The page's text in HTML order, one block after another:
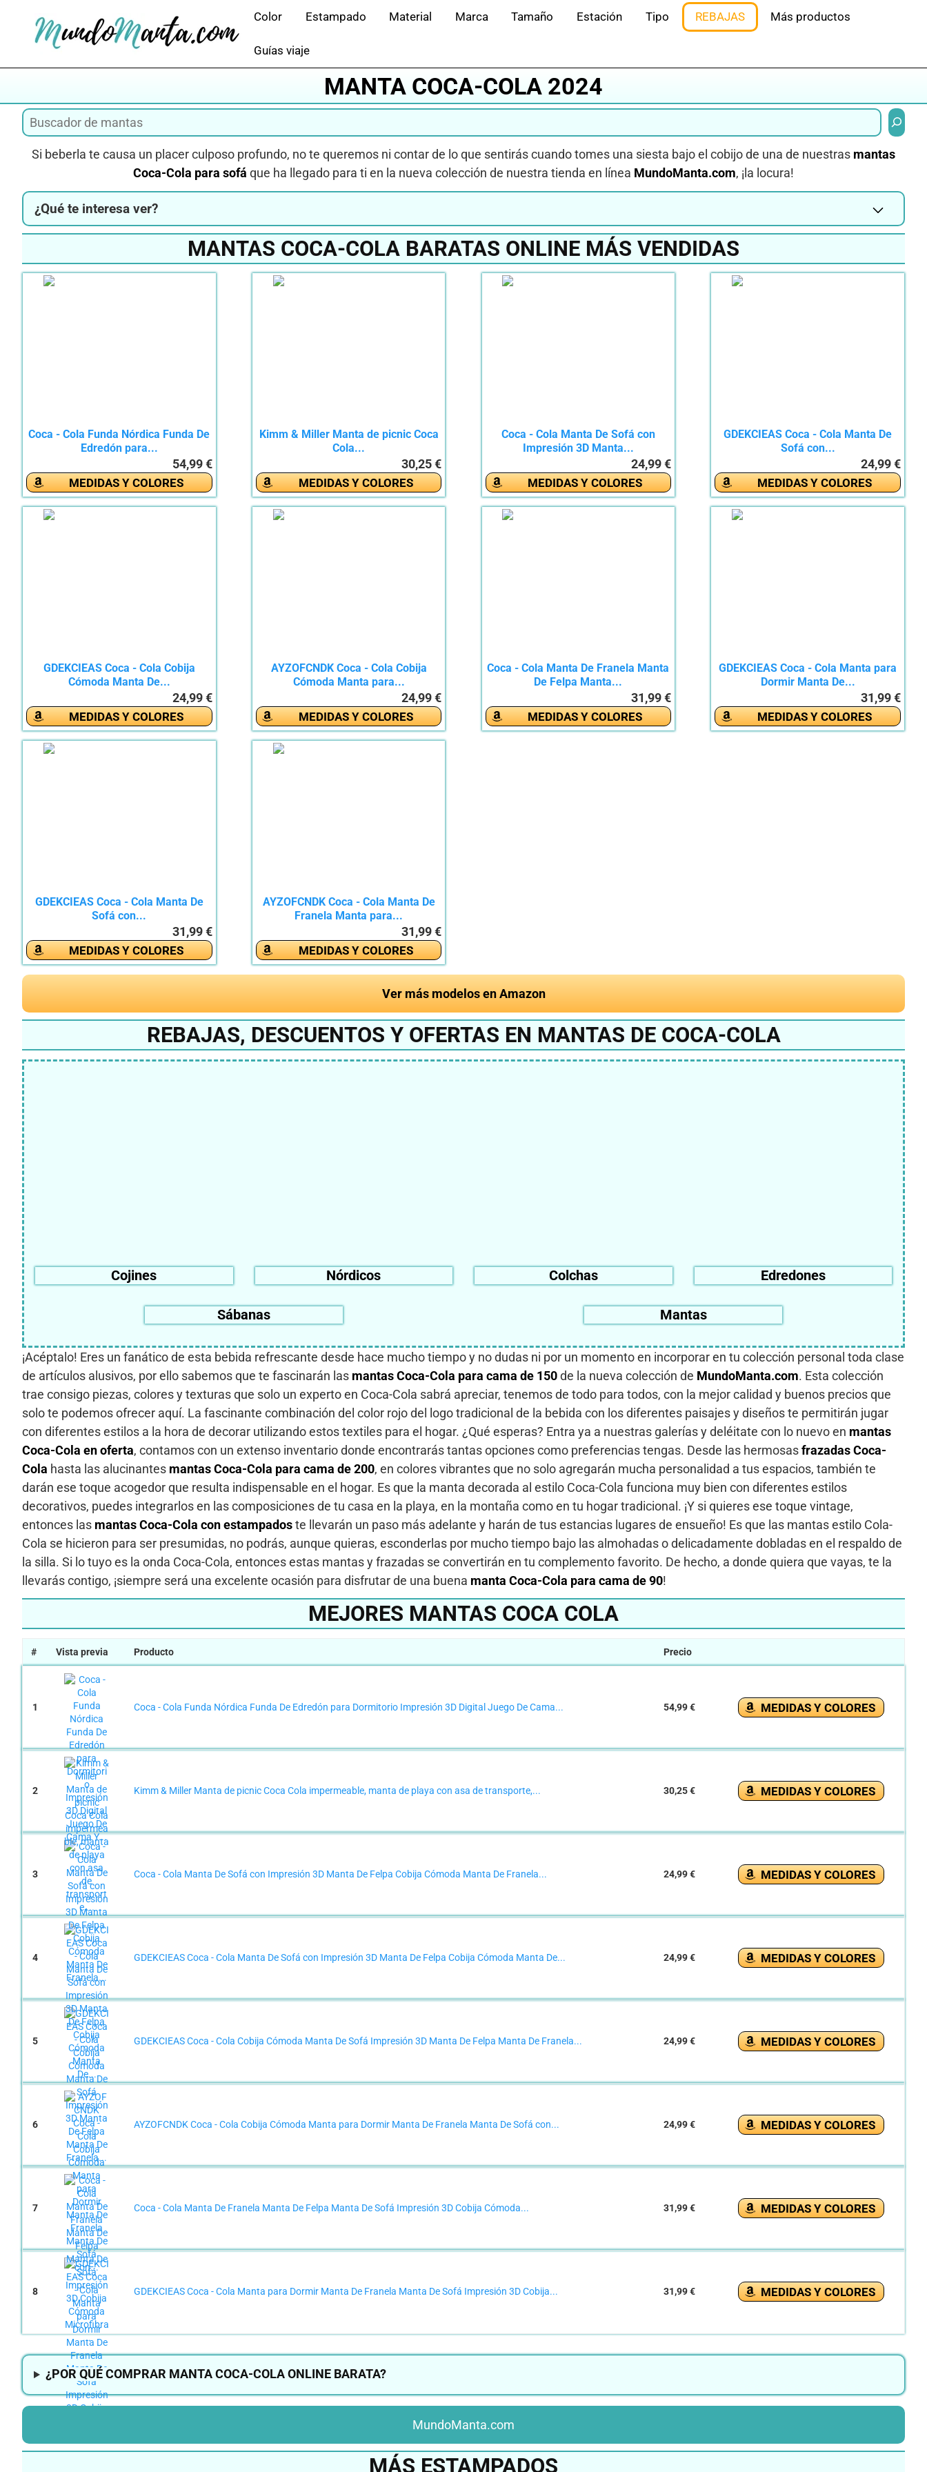
contenido
Color Estampado Material Marca Tamaño Estación Tipo REBAJAS Más productos
Guías viaje
MANTA COCA-COLA 2024
Buscar
Si beberla te causa un placer culposo profundo, no te queremos ni contar de lo que sentirás cuando tomes una siesta bajo el cobijo de una de nuestras mantas
Coca-Cola para sofá que ha llegado para ti en la nueva colección de nuestra tienda en línea MundoManta.com, ¡la locura!
¿Qué te interesa ver?
MANTAS COCA-COLA BARATAS ONLINE MÁS VENDIDAS
Coca - Cola Funda Nórdica Funda De
Edredón para...
54,99 €
MEDIDAS Y COLORES
Kimm & Miller Manta de picnic Coca
Cola...
30,25 €
MEDIDAS Y COLORES
Coca - Cola Manta De Sofá con
Impresión 3D Manta...
24,99 €
MEDIDAS Y COLORES
GDEKCIEAS Coca - Cola Manta De
Sofá con...
24,99 €
MEDIDAS Y COLORES
GDEKCIEAS Coca - Cola Cobija
Cómoda Manta De...
24,99 €
MEDIDAS Y COLORES
AYZOFCNDK Coca - Cola Cobija
Cómoda Manta para...
24,99 €
MEDIDAS Y COLORES
Coca - Cola Manta De Franela Manta
De Felpa Manta...
31,99 €
MEDIDAS Y COLORES
GDEKCIEAS Coca - Cola Manta para
Dormir Manta De...
31,99 €
MEDIDAS Y COLORES
GDEKCIEAS Coca - Cola Manta De
Sofá con...
31,99 €
MEDIDAS Y COLORES
AYZOFCNDK Coca - Cola Manta De
Franela Manta para...
31,99 €
MEDIDAS Y COLORES
Ver más modelos en Amazon
REBAJAS, DESCUENTOS Y OFERTAS EN MANTAS DE COCA-COLA
Cojines Nórdicos Colchas Edredones
Sábanas Mantas
¡Acéptalo! Eres un fanático de esta bebida refrescante desde hace mucho tiempo y no dudas ni por un momento en incorporar en tu colección personal toda clase
de artículos alusivos, por ello sabemos que te fascinarán las mantas Coca-Cola para cama de 150de la nueva colección de MundoManta.com. Esta colección
trae consigo piezas, colores y texturas que solo un experto en Coca-Cola sabrá apreciar, tenemos de todo para todos, con la mejor calidad y buenos precios que
solo te podemos ofrecer aquí. La fascinante combinación del color rojo del logo tradicional de la bebida con los diferentes paisajes y diseños te permitirán jugar
con diferentes estilos a la hora de decorar utilizando estos textiles para el hogar. ¿Qué esperas? Entra ya a nuestras galerías y deléitate con lo nuevo en mantas
Coca-Cola en oferta, contamos con un extenso inventario donde encontrarás tantas opciones como preferencias tengas. Desde las hermosasfrazadas Coca-
Cola hasta las alucinantes mantas Coca-Cola para cama de 200, en colores vibrantes que no solo agregarán mucha personalidad a tus espacios, también te
darán ese toque acogedor que resulta indispensable en el hogar. Es que la manta decorada al estilo Coca-Cola funciona muy bien con diferentes estilos
decorativos, puedes integrarlos en las composiciones de tu casa en la playa, en la montaña como en tu hogar tradicional. ¡Y si quieres ese toque vintage,
entonces las mantas Coca-Cola con estampadoste llevarán un paso más adelante y harán de tus estancias lugares de ensueño! Es que las mantas estilo Cola-
Cola se hicieron para ser presumidas, no podrás, aunque quieras, esconderlas por mucho tiempo bajo las almohadas o delicadamente dobladas en el respaldo de
la silla. Si lo tuyo es la onda Coca-Cola, entonces estas mantas y frazadas se convertirán en tu complemento favorito. De hecho, a donde quiera que vayas, te la
llevarás contigo, ¡siempre será una excelente ocasión para disfrutar de una buena manta Coca-Cola para cama de 90!
MEJORES MANTAS COCA COLA
# Vista previa Producto Precio
1 Coca - Cola Funda Nórdica Funda De Edredón para Dormitorio Impresión 3D Digital Juego De Cama... 54,99 € MEDIDAS Y COLORES
2 Kimm & Miller Manta de picnic Coca Cola impermeable, manta de playa con asa de transporte,... 30,25 € MEDIDAS Y COLORES
3 Coca - Cola Manta De Sofá con Impresión 3D Manta De Felpa Cobija Cómoda Manta De Franela... 24,99 € MEDIDAS Y COLORES
4 GDEKCIEAS Coca - Cola Manta De Sofá con Impresión 3D Manta De Felpa Cobija Cómoda Manta De... 24,99 € MEDIDAS Y COLORES
5 GDEKCIEAS Coca - Cola Cobija Cómoda Manta De Sofá Impresión 3D Manta De Felpa Manta De Franela... 24,99 € MEDIDAS Y COLORES
6 AYZOFCNDK Coca - Cola Cobija Cómoda Manta para Dormir Manta De Franela Manta De Sofá con... 24,99 € MEDIDAS Y COLORES
7 Coca - Cola Manta De Franela Manta De Felpa Manta De Sofá Impresión 3D Cobija Cómoda... 31,99 € MEDIDAS Y COLORES
8 GDEKCIEAS Coca - Cola Manta para Dormir Manta De Franela Manta De Sofá Impresión 3D Cobija... 31,99 € MEDIDAS Y COLORES
¿POR QUÉ COMPRAR MANTA COCA-COLA ONLINE BARATA?
MundoManta.com
MÁS ESTAMPADOS